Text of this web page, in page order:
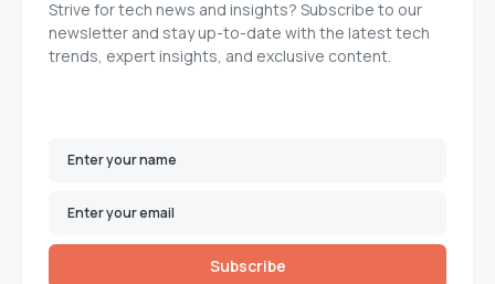
Strive for tech news and insights? Subscribe to our
newsletter and stay up-to-date with the latest tech
trends, expert insights, and exclusive content.
Subscribe